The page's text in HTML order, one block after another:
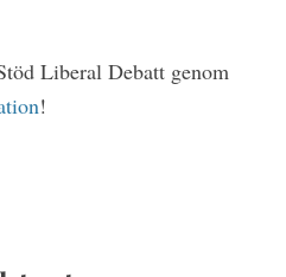
Liberal Debatt genom
!